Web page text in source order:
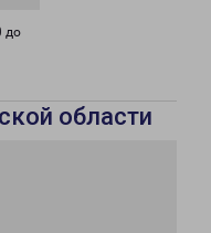
до
области